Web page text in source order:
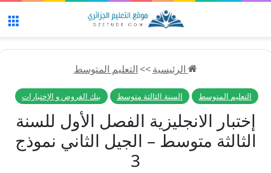
الرئيسية>>التعليم المتوسط
التعليم المتوسط السنة الثالثة متوسط بنك الفروض و الإختبارات
إختبار الانجليزية الفصل الأول للسنة
الثالثة متوسط – الجيل الثاني نموذج
3